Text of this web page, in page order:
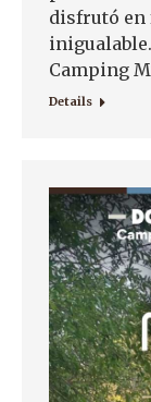
disfrutó en
Camping
Details